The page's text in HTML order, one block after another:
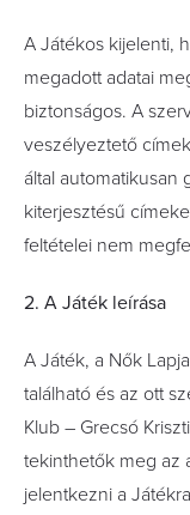
A Játékos kijelenti,
megadott adatai
biztonságos. A
veszélyeztető
által automatikusan
kiterjesztésű
feltételei nem
2. A Játék leírása
A Játék, a Nők
található és az ott
Klub – Grecsó
tekinthetők meg az
jelentkezni a